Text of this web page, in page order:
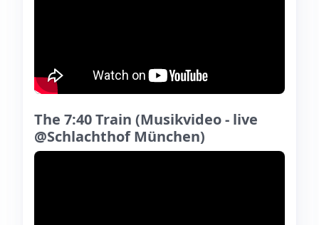
The 7:40 Train (Musikvideo - live
@Schlachthof München)